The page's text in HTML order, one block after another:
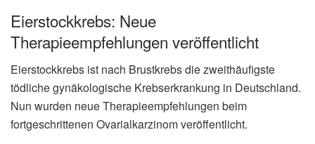
Eierstockkrebs: Neue
Therapieempfehlungen veröffentlicht
Eierstockkrebs ist nach Brustkrebs die zweithäufigste
tödliche gynäkologische Krebserkrankung in Deutschland.
Nun wurden neue Therapieempfehlungen beim
fortgeschrittenen Ovarialkarzinom veröffentlicht.